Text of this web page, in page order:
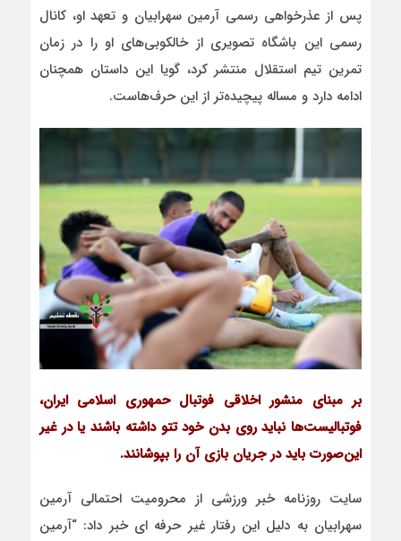
پس از عذرخواهی رسمی آرمین سهرابیان و تعهد او، کانال
رسمی این باشگاه تصویری از خالکوبی‌های او را در زمان
تمرین تیم استقلال منتشر کرد، گویا این داستان همچنان
ادامه دارد و مساله پیچیده‌تر از این حرف‌هاست.
بر مبنای منشور اخلاقی فوتبال حمهوری اسلامی ایران،
فوتبالیست‌ها نباید روی بدن خود تتو داشته باشند یا در غیر
این‌صورت باید در جریان بازی آن را بپوشانند.
سایت روزنامه خبر ورزشی از محرومیت احتمالی آرمین
سهرابیان به دلیل این رفتار غیر حرفه ای خبر داد: “آرمین